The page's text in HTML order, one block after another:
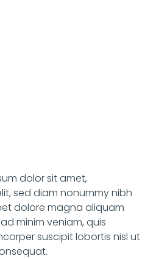
dolor sit amet,
sed diam nonummy nibh
dolore magna aliquam
minim veniam, quis
suscipit lobortis nisl ut